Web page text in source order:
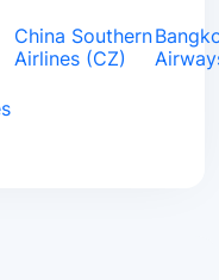
China Southern
Airlines (CZ)